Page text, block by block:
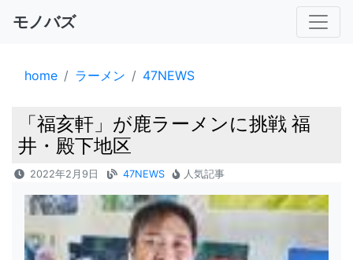
モノバズ
home ラーメン 47NEWS
「福亥軒」が鹿ラーメンに挑戦 福
井・殿下地区
2022年2月9日 47NEWS 人気記事